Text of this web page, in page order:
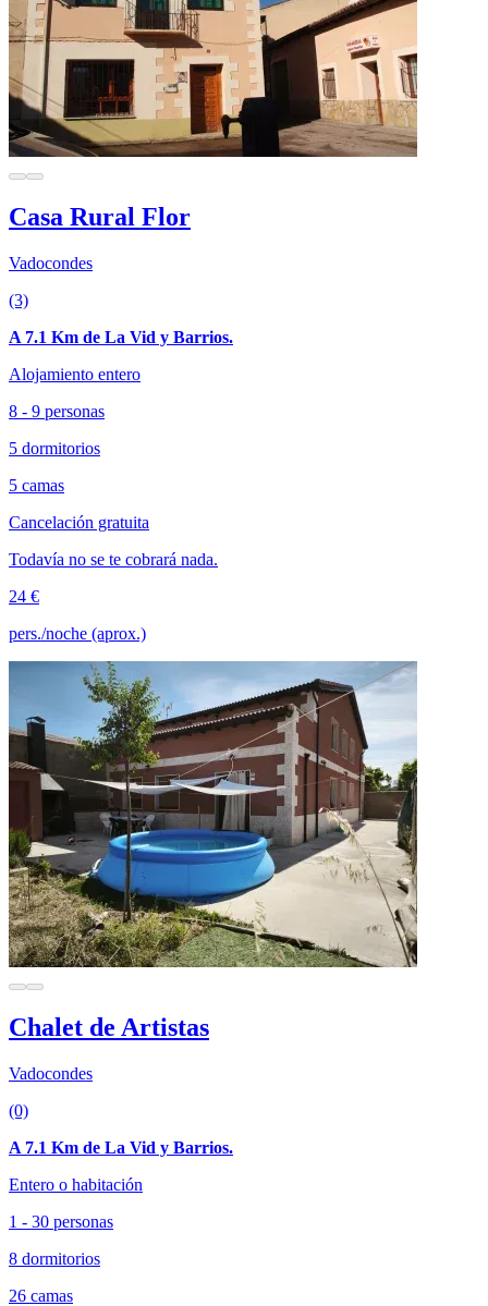
Casa Rural Flor
Vadocondes
(3)
A 7.1 Km de La Vid y Barrios.
Alojamiento entero
8 - 9 personas
5 dormitorios
5 camas
Cancelación gratuita
Todavía no se te cobrará nada.
24 €
pers./noche (aprox.)
Chalet de Artistas
Vadocondes
(0)
A 7.1 Km de La Vid y Barrios.
Entero o habitación
1 - 30 personas
8 dormitorios
26 camas